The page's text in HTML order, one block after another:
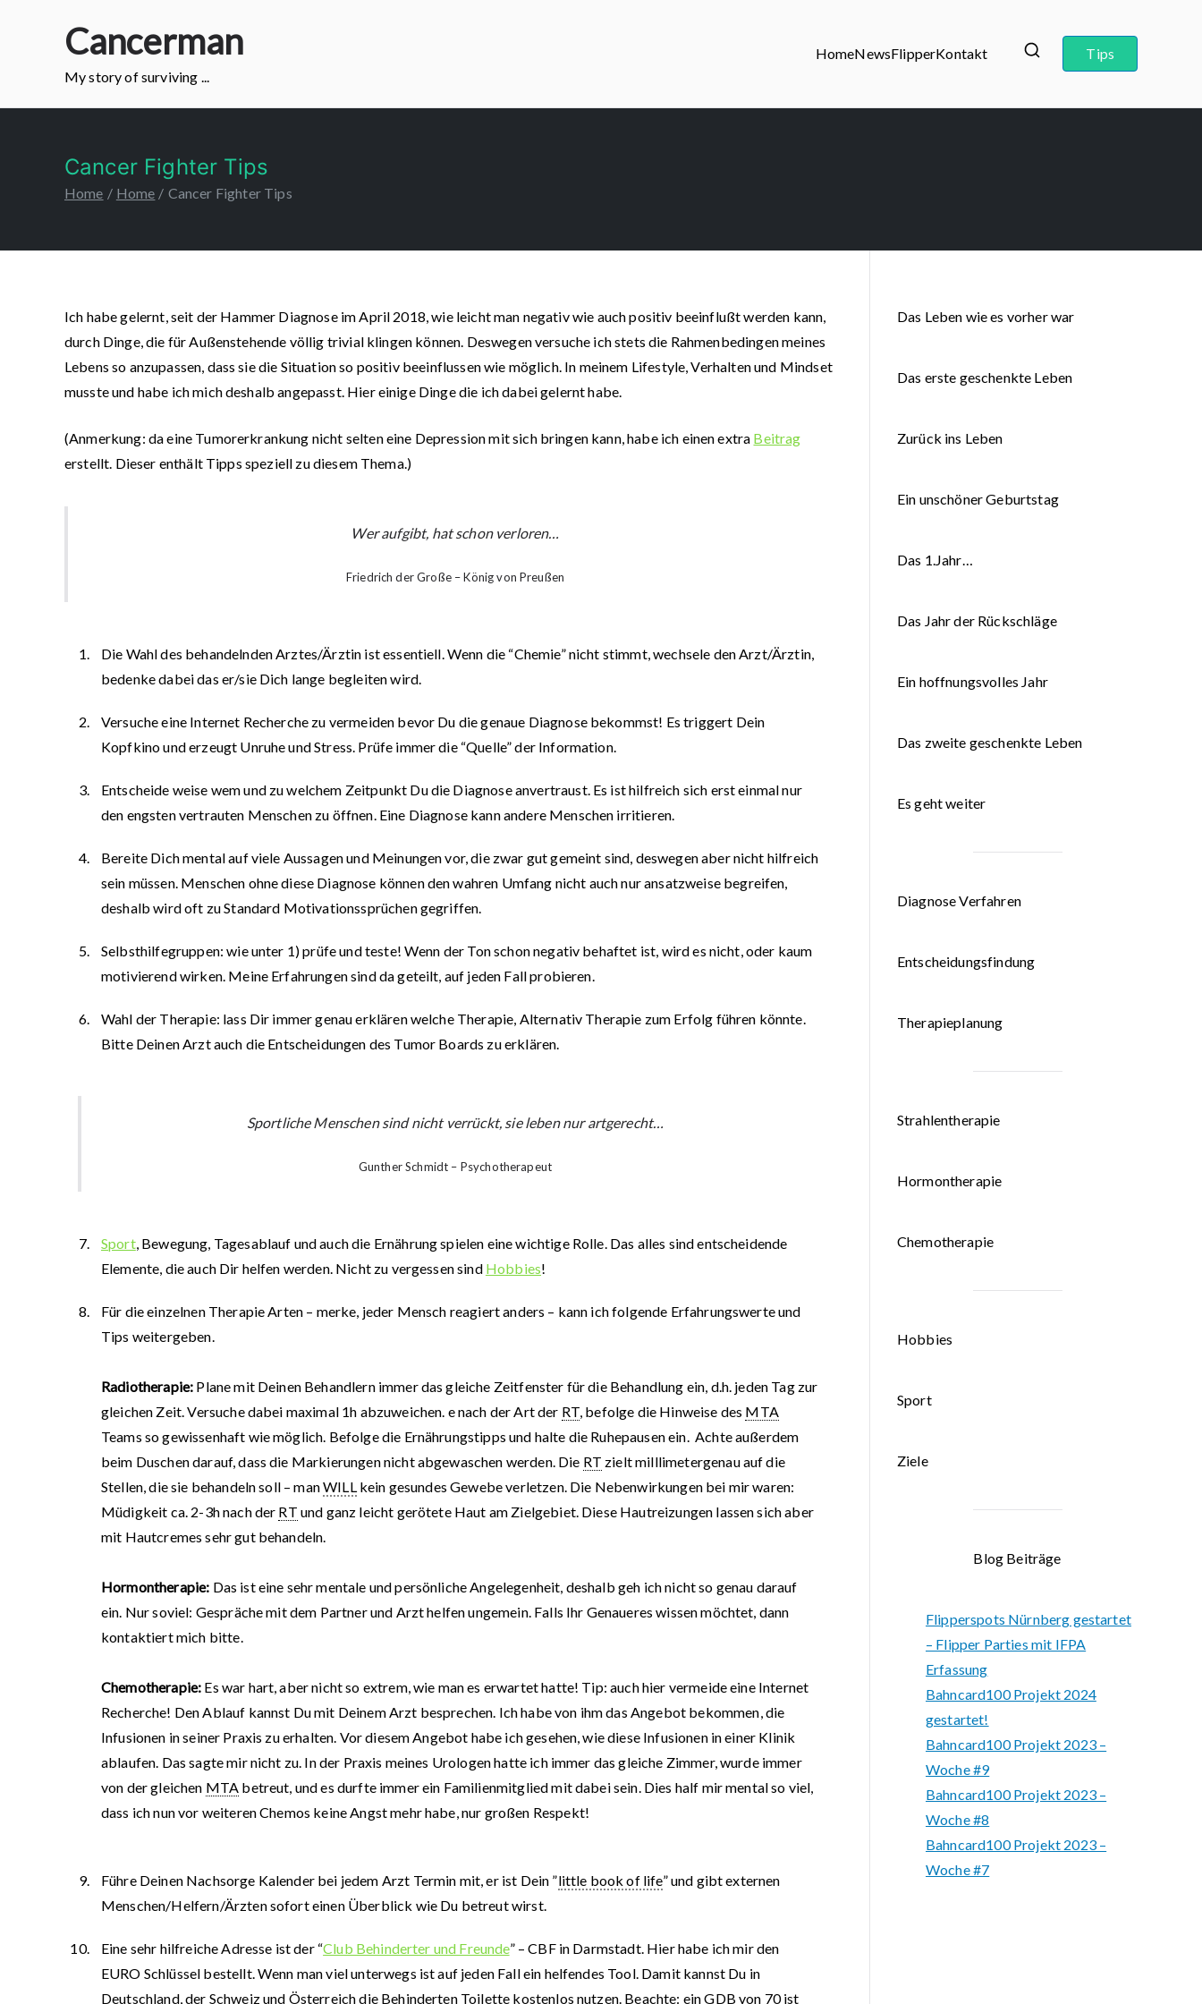
Cancerman
My story of surviving ...
HomeNewsFlipperKontakt Tips
Cancer Fighter Tips
Home Home Cancer Fighter Tips
Ich habe gelernt, seit der Hammer Diagnose im April 2018, wie leicht man negativ wie auch positiv beeinflußt werden kann,
durch Dinge, die für Außenstehende völlig trivial klingen können. Deswegen versuche ich stets die Rahmenbedingen meines
Lebens so anzupassen, dass sie die Situation so positiv beeinflussen wie möglich. In meinem Lifestyle, Verhalten und Mindset
musste und habe ich mich deshalb angepasst. Hier einige Dinge die ich dabei gelernt habe.
(Anmerkung: da eine Tumorerkrankung nicht selten eine Depression mit sich bringen kann, habe ich einen extra Beitrag
erstellt. Dieser enthält Tipps speziell zu diesem Thema.)
Wer aufgibt, hat schon verloren…
Friedrich der Große – König von Preußen
Die Wahl des behandelnden Arztes/Ärztin ist essentiell. Wenn die “Chemie” nicht stimmt, wechsele den Arzt/Ärztin,
bedenke dabei das er/sie Dich lange begleiten wird.
Versuche eine Internet Recherche zu vermeiden bevor Du die genaue Diagnose bekommst! Es triggert Dein
Kopfkino und erzeugt Unruhe und Stress. Prüfe immer die “Quelle” der Information.
Entscheide weise wem und zu welchem Zeitpunkt Du die Diagnose anvertraust. Es ist hilfreich sich erst einmal nur
den engsten vertrauten Menschen zu öffnen. Eine Diagnose kann andere Menschen irritieren.
Bereite Dich mental auf viele Aussagen und Meinungen vor, die zwar gut gemeint sind, deswegen aber nicht hilfreich
sein müssen. Menschen ohne diese Diagnose können den wahren Umfang nicht auch nur ansatzweise begreifen,
deshalb wird oft zu Standard Motivationssprüchen gegriffen.
Selbsthilfegruppen: wie unter 1) prüfe und teste! Wenn der Ton schon negativ behaftet ist, wird es nicht, oder kaum
motivierend wirken. Meine Erfahrungen sind da geteilt, auf jeden Fall probieren.
Wahl der Therapie: lass Dir immer genau erklären welche Therapie, Alternativ Therapie zum Erfolg führen könnte.
Bitte Deinen Arzt auch die Entscheidungen des Tumor Boards zu erklären.
Sportliche Menschen sind nicht verrückt, sie leben nur artgerecht…
Gunther Schmidt – Psychotherapeut
Sport, Bewegung, Tagesablauf und auch die Ernährung spielen eine wichtige Rolle. Das alles sind entscheidende
Elemente, die auch Dir helfen werden. Nicht zu vergessen sind Hobbies!
Für die einzelnen Therapie Arten – merke, jeder Mensch reagiert anders – kann ich folgende Erfahrungswerte und
Tips weitergeben.
Radiotherapie: Plane mit Deinen Behandlern immer das gleiche Zeitfenster für die Behandlung ein, d.h. jeden Tag zur
gleichen Zeit. Versuche dabei maximal 1h abzuweichen. e nach der Art der RT, befolge die Hinweise des MTA
Teams so gewissenhaft wie möglich. Befolge die Ernährungstipps und halte die Ruhepausen ein. Achte außerdem
beim Duschen darauf, dass die Markierungen nicht abgewaschen werden. Die RT zielt milllimetergenau auf die
Stellen, die sie behandeln soll – manWILLkein gesundes Gewebe verletzen. Die Nebenwirkungen bei mir waren:
Müdigkeit ca. 2-3h nach der RT und ganz leicht gerötete Haut am Zielgebiet. Diese Hautreizungen lassen sich aber
mit Hautcremes sehr gut behandeln.
Hormontherapie: Das ist eine sehr mentale und persönliche Angelegenheit, deshalb geh ich nicht so genau darauf
ein. Nur soviel: Gespräche mit dem Partner und Arzt helfen ungemein. Falls Ihr Genaueres wissen möchtet, dann
kontaktiert mich bitte.
Chemotherapie: Es war hart, aber nicht so extrem, wie man es erwartet hatte! Tip: auch hier vermeide eine Internet
Recherche! Den Ablauf kannst Du mit Deinem Arzt besprechen. Ich habe von ihm das Angebot bekommen, die
Infusionen in seiner Praxis zu erhalten. Vor diesem Angebot habe ich gesehen, wie diese Infusionen in einer Klinik
ablaufen. Das sagte mir nicht zu. In der Praxis meines Urologen hatte ich immer das gleiche Zimmer, wurde immer
von der gleichen MTA betreut, und es durfte immer ein Familienmitglied mit dabei sein. Dies half mir mental so viel,
dass ich nun vor weiteren Chemos keine Angst mehr habe, nur großen Respekt!
Führe Deinen Nachsorge Kalender bei jedem Arzt Termin mit, er ist Dein ”little book of life” und gibt externen
Menschen/Helfern/Ärzten sofort einen Überblick wie Du betreut wirst.
Eine sehr hilfreiche Adresse ist der “Club Behinderter und Freunde” – CBF in Darmstadt. Hier habe ich mir den
EURO Schlüssel bestellt. Wenn man viel unterwegs ist auf jeden Fall ein helfendes Tool. Damit kannst Du in
Deutschland, der Schweiz und Österreich die Behinderten Toilette kostenlos nutzen. Beachte: einGDB von 70 ist
Das Leben wie es vorher war
Das erste geschenkte Leben
Zurück ins Leben
Ein unschöner Geburtstag
Das 1.Jahr…
Das Jahr der Rückschläge
Ein hoffnungsvolles Jahr
Das zweite geschenkte Leben
Es geht weiter
Diagnose Verfahren
Entscheidungsfindung
Therapieplanung
Strahlentherapie
Hormontherapie
Chemotherapie
Hobbies
Sport
Ziele
Blog Beiträge
Flipperspots Nürnberg gestartet
– Flipper Parties mit IFPA
Erfassung
Bahncard100 Projekt 2024
gestartet!
Bahncard100 Projekt 2023 –
Woche #9
Bahncard100 Projekt 2023 –
Woche #8
Bahncard100 Projekt 2023 –
Woche #7